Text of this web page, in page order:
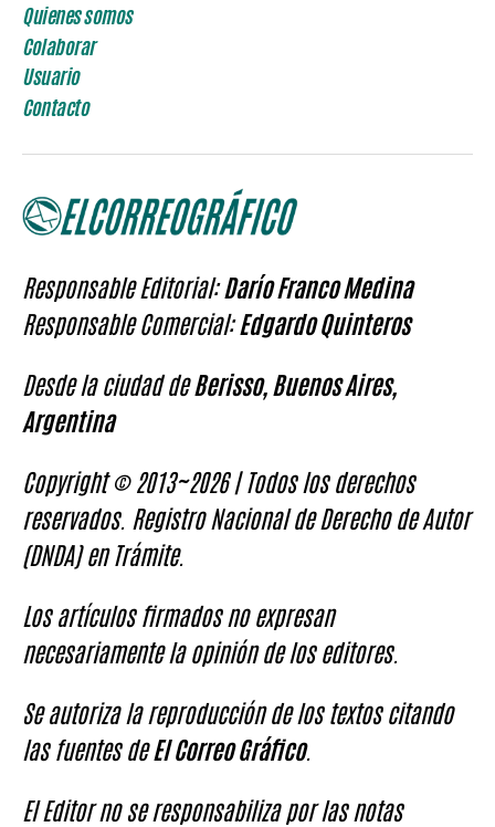
Quienes somos
Colaborar
Usuario
Contacto
Responsable Editorial:Darío Franco Medina
Responsable Comercial:Edgardo Quinteros
Desde la ciudad deBerisso, Buenos Aires,
Argentina
Copyright © 2013~2026 | Todos los derechos
reservados. Registro Nacional de Derecho de Autor
(DNDA) en Trámite.
Los artículos firmados no expresan
necesariamente la opinión de los editores.
Se autoriza la reproducción de los textos citando
las fuentes deEl Correo Gráfico.
El Editor no se responsabiliza por las notas